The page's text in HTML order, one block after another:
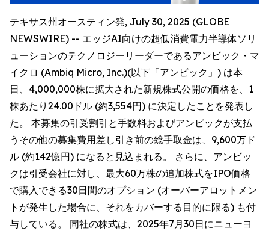
テキサス州オースティン発, July 30, 2025 (GLOBE
NEWSWIRE) -- エッジAI向けの超低消費電力半導体ソリ
ューションのテクノロジーリーダーであるアンビック・マ
イクロ (Ambiq Micro, Inc.)(以下「アンビック」) は本
日、4,000,000株に拡大された新規株式公開の価格を、1
株あたり24.00ドル (約3,554円) に決定したことを発表し
た。 本募集の引受割引と手数料およびアンビックが支払
うその他の募集費用差し引き前の総手取金は、9,600万ド
ル (約142億円) になると見込まれる。 さらに、アンビッ
クは引受会社に対し、最大60万株の追加株式をIPO価格
で購入できる30日間のオプション (オーバーアロットメン
トが発生した場合に、それをカバーする目的に限る) も付
与している。 同社の株式は、2025年7月30日にニューヨ